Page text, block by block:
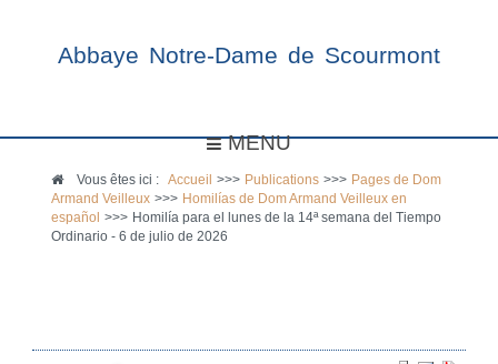
Abbaye Notre-Dame de Scourmont
MENU
Vous êtes ici :Accueil >>> Publications >>> Pages de Dom
Armand Veilleux >>> Homilías de Dom Armand Veilleux en
español
>>> Homilía para el lunes de la 14ª semana del Tiempo
Ordinario - 6 de julio de 2026